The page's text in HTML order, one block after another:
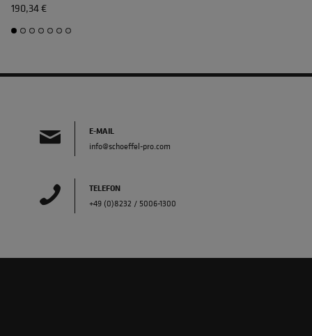
190,34 €
E-MAIL
info@schoeffel-pro.com
TELEFON
+49 (0)8232 / 5006-1300